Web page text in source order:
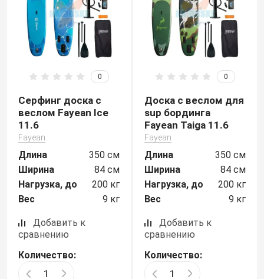
0
Серфинг доска с
веслом Fayean Ice
11.6
Fayean
Длина
350 см
Ширина
84 см
Нагрузка, до
200 кг
Вес
9 кг
Добавить к
сравнению
Количество:
0
Доска с веслом для
sup бординга
Fayean Taiga 11.6
Fayean
Длина
350 см
Ширина
84 см
Нагрузка, до
200 кг
Вес
9 кг
Добавить к
сравнению
Количество: